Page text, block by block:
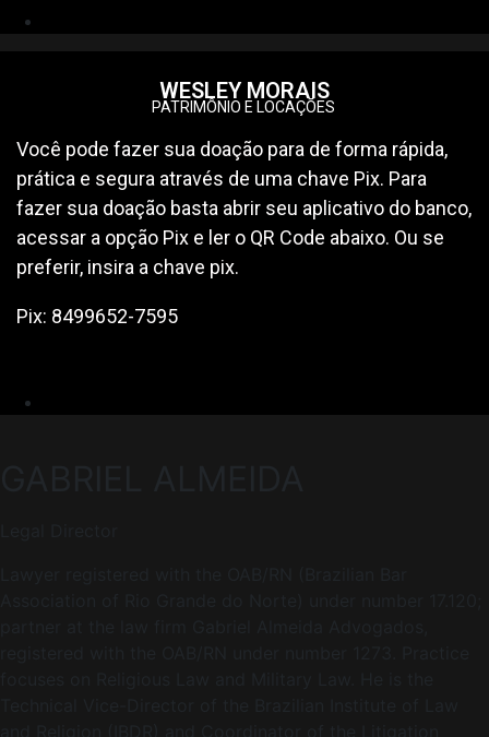
WESLEY MORAIS
PATRIMÔNIO E LOCAÇÕES
Você pode fazer sua doação para de forma rápida,
prática e segura através de uma chave Pix. Para
fazer sua doação basta abrir seu aplicativo do banco,
acessar a opção Pix e ler o QR Code abaixo. Ou se
preferir, insira a chave pix.
Pix: 8499652-7595